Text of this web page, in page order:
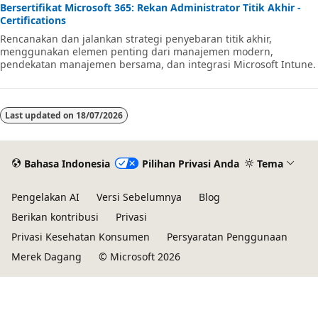
Bersertifikat Microsoft 365: Rekan Administrator Titik Akhir -
Certifications
Rencanakan dan jalankan strategi penyebaran titik akhir,
menggunakan elemen penting dari manajemen modern,
pendekatan manajemen bersama, dan integrasi Microsoft Intune.
Last updated on 18/07/2026
Bahasa Indonesia Pilihan Privasi Anda Tema
Pengelakan AI Versi Sebelumnya
Blog
Berikan kontribusi
Privasi
Privasi Kesehatan Konsumen
Persyaratan Penggunaan
Merek Dagang
© Microsoft 2026